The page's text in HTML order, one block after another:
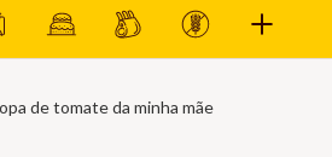
de tomate da minha mãe